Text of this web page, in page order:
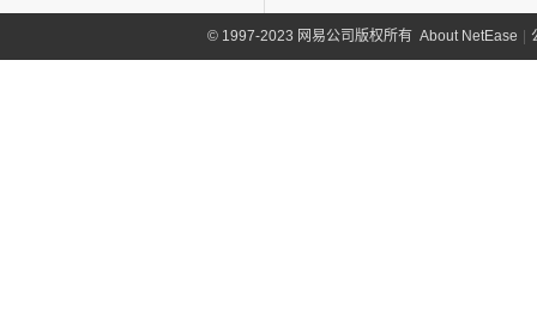
©1997-2023 网易公司版权所有 About NetEase